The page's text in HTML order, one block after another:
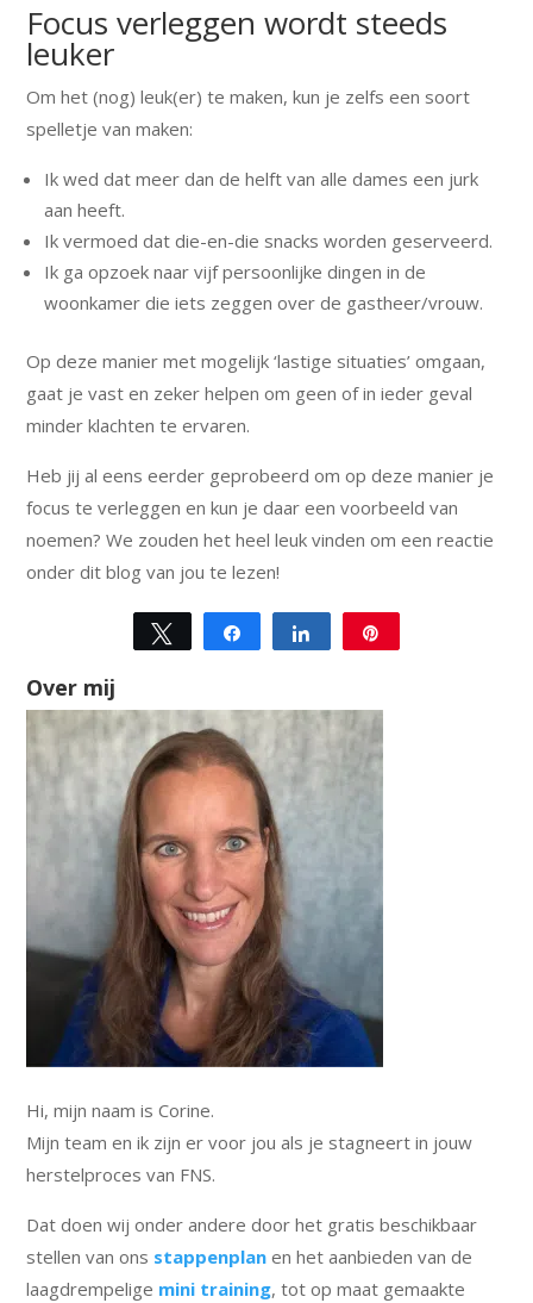
Focus verleggen wordt steeds
leuker
Om het (nog) leuk(er) te maken, kun je zelfs een soort
spelletje van maken:
Ik wed dat meer dan de helft van alle dames een jurk
aan heeft.
Ik vermoed dat die-en-die snacks worden geserveerd.
Ik ga opzoek naar vijf persoonlijke dingen in de
woonkamer die iets zeggen over de gastheer/vrouw.
Op deze manier met mogelijk ‘lastige situaties’ omgaan,
gaat je vast en zeker helpen om geen of in ieder geval
minder klachten te ervaren.
Heb jij al eens eerder geprobeerd om op deze manier je
focus te verleggen en kun je daar een voorbeeld van
noemen? We zouden het heel leuk vinden om een reactie
onder dit blog van jou te lezen!
Tweet Share Share
Over mij
Hi, mijn naam is Corine.
Mijn team en ik zijn er voor jou als je stagneert in jouw
herstelproces van FNS.
Dat doen wij onder andere door het gratis beschikbaar
stellen van ons stappenplan en het aanbieden van de
laagdrempelige mini training, tot op maat gemaakte